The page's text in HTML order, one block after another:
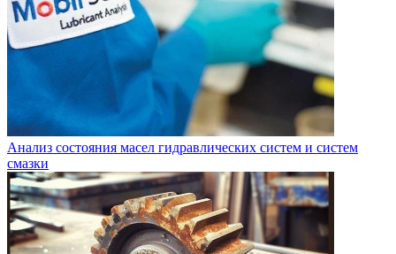
Анализ состояния масел гидравлических систем и систем
смазки